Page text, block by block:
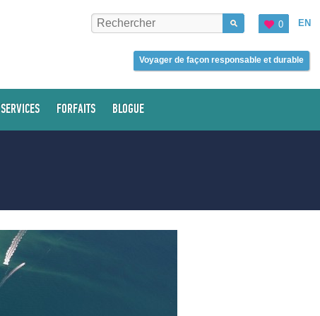
EN
0
Voyager de façon responsable et durable
SERVICES FORFAITS BLOGUE